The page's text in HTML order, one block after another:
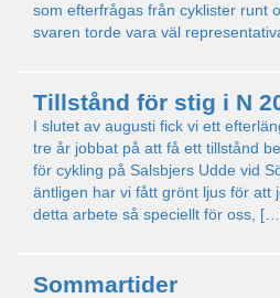
som efterfrågas från cyklister runt
svaren torde vara väl
Tillstånd för stig i N
I slutet av augusti fick vi ett
tre år jobbat på att få ett tillstånd
för cykling på Salsbjers Udde vid
äntligen har vi fått grönt ljus för att
detta arbete så speciellt för oss,
Sommartider